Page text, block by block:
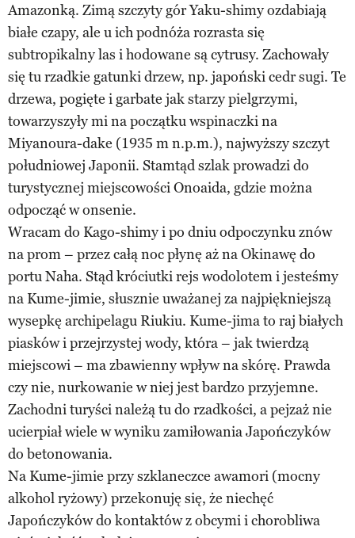
Amazonką. Zimą szczyty gór Yaku-shimy ozdabiają
białe czapy, ale u ich podnóża rozrasta się
subtropikalny las i hodowane są cytrusy. Zachowały
się tu rzadkie gatunki drzew, np. japoński cedr sugi. Te
drzewa, pogięte i garbate jak starzy pielgrzymi,
towarzyszyły mi na początku wspinaczki na
Miyanoura-dake (1935 m n.p.m.), najwyższy szczyt
południowej Japonii. Stamtąd szlak prowadzi do
turystycznej miejscowości Onoaida, gdzie można
odpocząć w onsenie.
Wracam do Kago-shimy i po dniu odpoczynku znów
na prom – przez całą noc płynę aż na Okinawę do
portu Naha. Stąd króciutki rejs wodolotem i jesteśmy
na Kume-jimie, słusznie uważanej za najpiękniejszą
wysepkę archipelagu Riukiu. Kume-jima to raj białych
piasków i przejrzystej wody, która – jak twierdzą
miejscowi – ma zbawienny wpływ na skórę. Prawda
czy nie, nurkowanie w niej jest bardzo przyjemne.
Zachodni turyści należą tu do rzadkości, a pejzaż nie
ucierpiał wiele w wyniku zamiłowania Japończyków
do betonowania.
Na Kume-jimie przy szklaneczce awamori (mocny
alkohol ryżowy) przekonuję się, że niechęć
Japończyków do kontaktów z obcymi i chorobliwa